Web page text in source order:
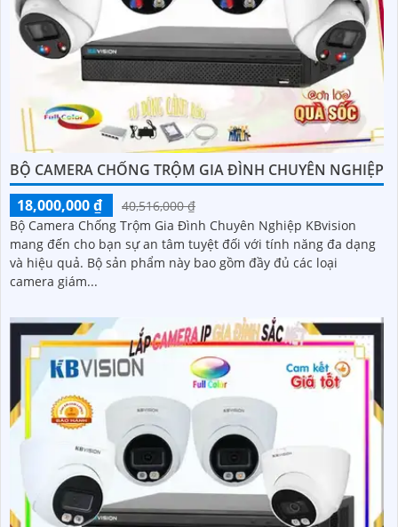
BỘ CAMERA CHỐNG TRỘM GIA ĐÌNH CHUYÊN NGHIỆP
18,000,000 ₫
40,516,000 ₫
Bộ Camera Chống Trộm Gia Đình Chuyên Nghiệp KBvision
mang đến cho bạn sự an tâm tuyệt đối với tính năng đa dạng
và hiệu quả. Bộ sản phẩm này bao gồm đầy đủ các loại
camera giám...